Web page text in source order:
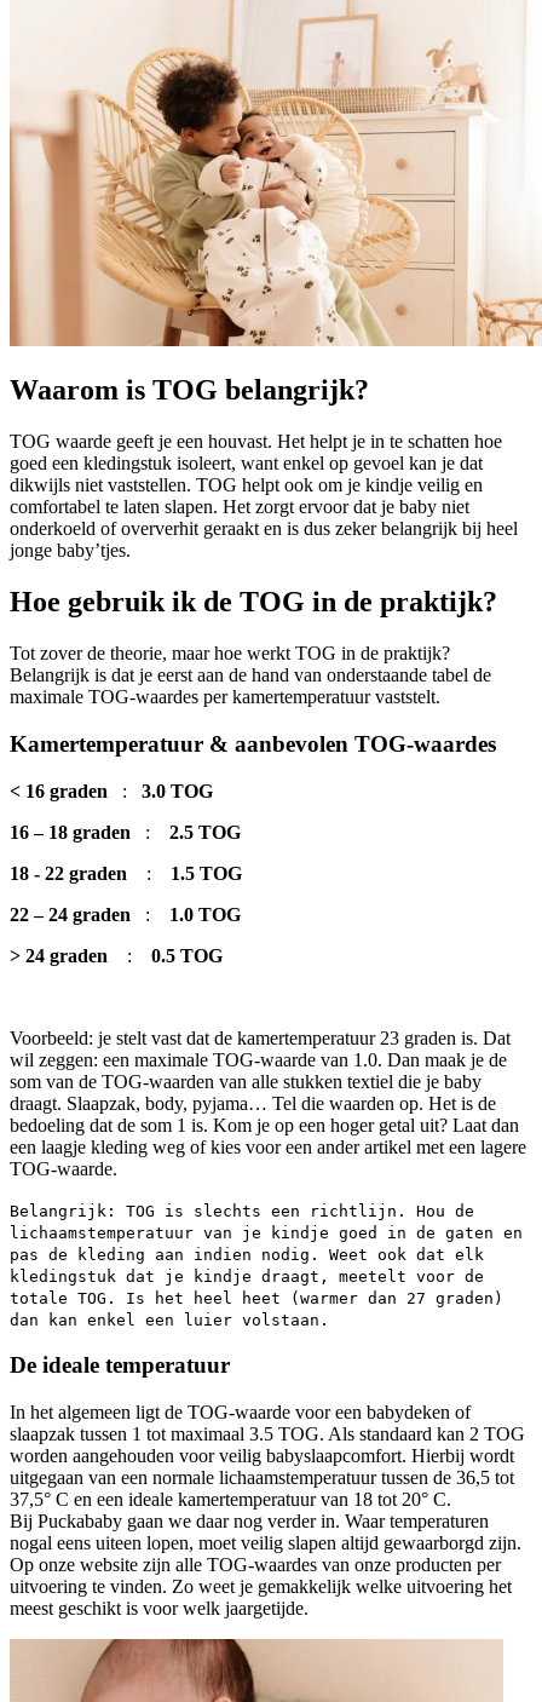
Waarom is TOG belangrijk?
TOG waarde geeft je een houvast. Het helpt je in te schatten hoe
goed een kledingstuk isoleert, want enkel op gevoel kan je dat
dikwijls niet vaststellen. TOG helpt ook om je kindje veilig en
comfortabel te laten slapen. Het zorgt ervoor dat je baby niet
onderkoeld of oververhit geraakt en is dus zeker belangrijk bij heel
jonge baby’tjes.
Hoe gebruik ik de TOG in de praktijk?
Tot zover de theorie, maar hoe werkt TOG in de praktijk?
Belangrijk is dat je eerst aan de hand van onderstaande tabel de
maximale TOG-waardes per kamertemperatuur vaststelt.
Kamertemperatuur & aanbevolen TOG-waardes
< 16 graden : 3.0 TOG
16 – 18 graden : 2.5 TOG
18 - 22 graden : 1.5 TOG
22 – 24 graden : 1.0 TOG
> 24 graden : 0.5 TOG
Voorbeeld: je stelt vast dat de kamertemperatuur 23 graden is. Dat
wil zeggen: een maximale TOG-waarde van 1.0. Dan maak je de
som van de TOG-waarden van alle stukken textiel die je baby
draagt. Slaapzak, body, pyjama… Tel die waarden op. Het is de
bedoeling dat de som 1 is. Kom je op een hoger getal uit? Laat dan
een laagje kleding weg of kies voor een ander artikel met een lagere
TOG-waarde.
Belangrijk: TOG is slechts een richtlijn. Hou de
lichaamstemperatuur van je kindje goed in de gaten en
pas de kleding aan indien nodig. Weet ook dat elk
kledingstuk dat je kindje draagt, meetelt voor de
totale TOG. Is het heel heet (warmer dan 27 graden)
dan kan enkel een luier volstaan.
De ideale temperatuur
In het algemeen ligt de TOG-waarde voor een babydeken of
slaapzak tussen 1 tot maximaal 3.5 TOG. Als standaard kan 2 TOG
worden aangehouden voor veilig babyslaapcomfort. Hierbij wordt
uitgegaan van een normale lichaamstemperatuur tussen de 36,5 tot
37,5° C en een ideale kamertemperatuur van 18 tot 20° C.
Bij Puckababy gaan we daar nog verder in. Waar temperaturen
nogal eens uiteen lopen, moet veilig slapen altijd gewaarborgd zijn.
Op onze website zijn alle TOG-waardes van onze producten per
uitvoering te vinden. Zo weet je gemakkelijk welke uitvoering het
meest geschikt is voor welk jaargetijde.